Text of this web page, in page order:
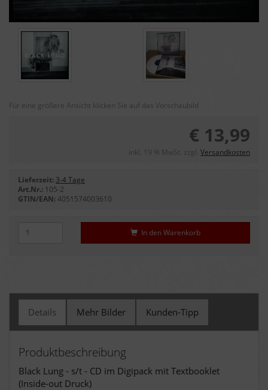
Für eine größere Ansicht klicken Sie auf das Vorschaubild
€ 13,99
inkl. 19 % MwSt. zzgl. Versandkosten
Lieferzeit: 3-4 Tage
Art.Nr.: 105-2
GTIN/EAN: 4051574003610
In den Warenkorb
Details Mehr Bilder Kunden-Tipp
Produktbeschreibung
Black Lung - s/t - CD im Digipack mit Textbooklet
(Inside-out Druck)